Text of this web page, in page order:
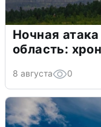
Ночная
область:
8 августа 0